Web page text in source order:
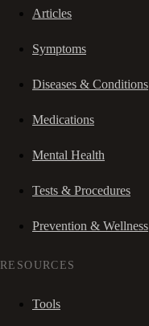
Articles
Symptoms
Diseases & Conditions
Medications
Mental Health
Tests & Procedures
Prevention & Wellness
RESOURCES
Tools